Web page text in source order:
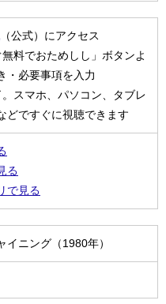
（公式）にアクセス
無料でおためしし」ボタンよ
・必要事項を入力
。スマホ、パソコン、タブレ
どですぐに視聴できます
る
で見る
イニング（1980年）